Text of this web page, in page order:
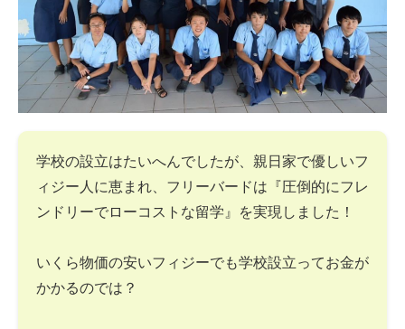
学校の設立はたいへんでしたが、親日家で優しいフ
ィジー人に恵まれ、フリーバードは『圧倒的にフレ
ンドリーでローコストな留学』を実現しました！
いくら物価の安いフィジーでも学校設立ってお金が
かかるのでは？